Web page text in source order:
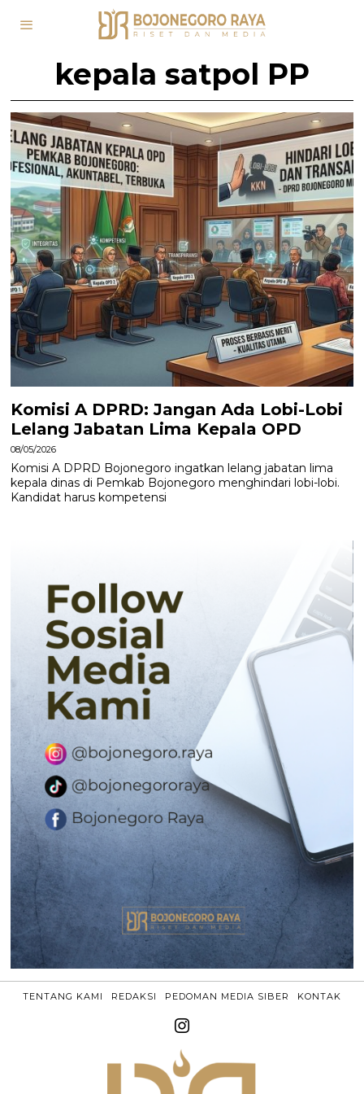
kepala satpol PP
Komisi A DPRD: Jangan Ada Lobi-Lobi
Lelang Jabatan Lima Kepala OPD
08/05/2026
Komisi A DPRD Bojonegoro ingatkan lelang jabatan lima
kepala dinas di Pemkab Bojonegoro menghindari lobi-lobi.
Kandidat harus kompetensi
TENTANG KAMI REDAKSI PEDOMAN MEDIA SIBER KONTAK